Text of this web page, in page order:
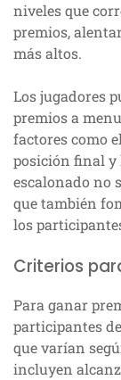
niveles que
premios,
más altos.
Los jugadores
premios a
factores como
posición final y
escalonado no
que también
los
Criterios
Para ganar
participantes
que varían
incluyen